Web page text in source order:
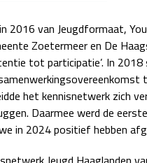
van Jeugdformaat,
Zoetermeer en De
tot participatie’. In
het kennisnetwerk zich
Daarmee werd de eerste
in 2024 positief hebben